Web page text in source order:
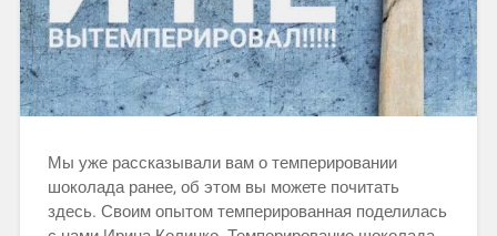
Мы уже рассказывали вам о темперировании
шоколада ранее, об этом вы можете почитать
здесь. Своим опытом темперированная поделилась